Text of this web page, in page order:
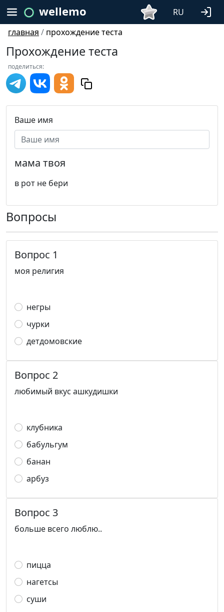
wellemo
RU
главная / прохождение теста
Прохождение теста
поделиться:
Ваше имя
мама твоя
в рот не бери
Вопросы
Вопрос 1
моя религия
негры
чурки
детдомовские
Вопрос 2
любимый вкус ашкудишки
клубника
бабульгум
банан
арбуз
Вопрос 3
больше всего люблю..
пицца
нагетсы
суши